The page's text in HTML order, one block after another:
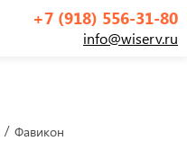
+7 (918) 556-31-80
info@wiserv.ru
Фавикон